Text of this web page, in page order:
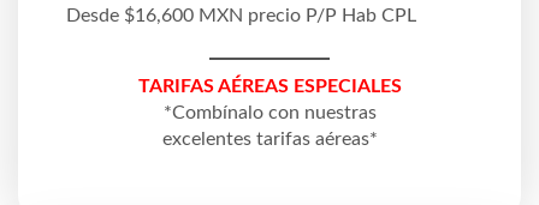
Desde $16,600 MXN precio P/P Hab CPL
TARIFAS AÉREAS ESPECIALES
*Combínalo con nuestras
excelentes tarifas aéreas*